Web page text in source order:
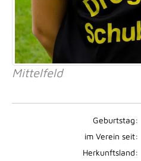
Mittelfeld
Geburtstag:
im Verein seit:
Herkunftsland: